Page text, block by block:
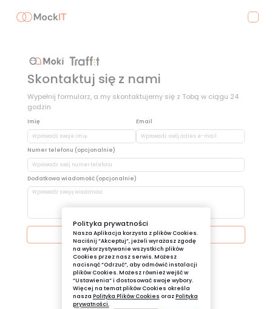
Polityka prywatności
Nasza Aplikacja korzysta z plików Cookies.
Naciśnij “Akceptuj“, jeżeli wyrażasz zgodę
na wykorzystywanie wszystkich plików
Cookies przez nasz serwis. Możesz
nacisnąć “Odrzuć“, aby odmówić instalacji
plików Cookies. Możesz również wejść w
“Ustawienia“ i dostosować swoje wybory.
Więcej na temat plików Cookies określa
nasza Polityka Plików Cookies orazPolityka
prywatności.
Skontaktuj się z nami
Wypełnij formularz, a my skontaktujemy się z Tobą w ciągu 24
godzin
Imię Email
Numer telefonu (opcjonalnie)
Dodatkowa wiadomość (opcjonalnie)
Zatwierdź